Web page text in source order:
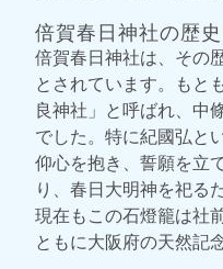
倍賀春日神社の歴史
倍賀春日神社は、その
とされています。もと
良神社」と呼ばれ、中
でした。特に紀國弘と
仰心を抱き、誓願を立
り、春日大明神を祀る
現在もこの石燈籠は社
ともに大阪府の天然記